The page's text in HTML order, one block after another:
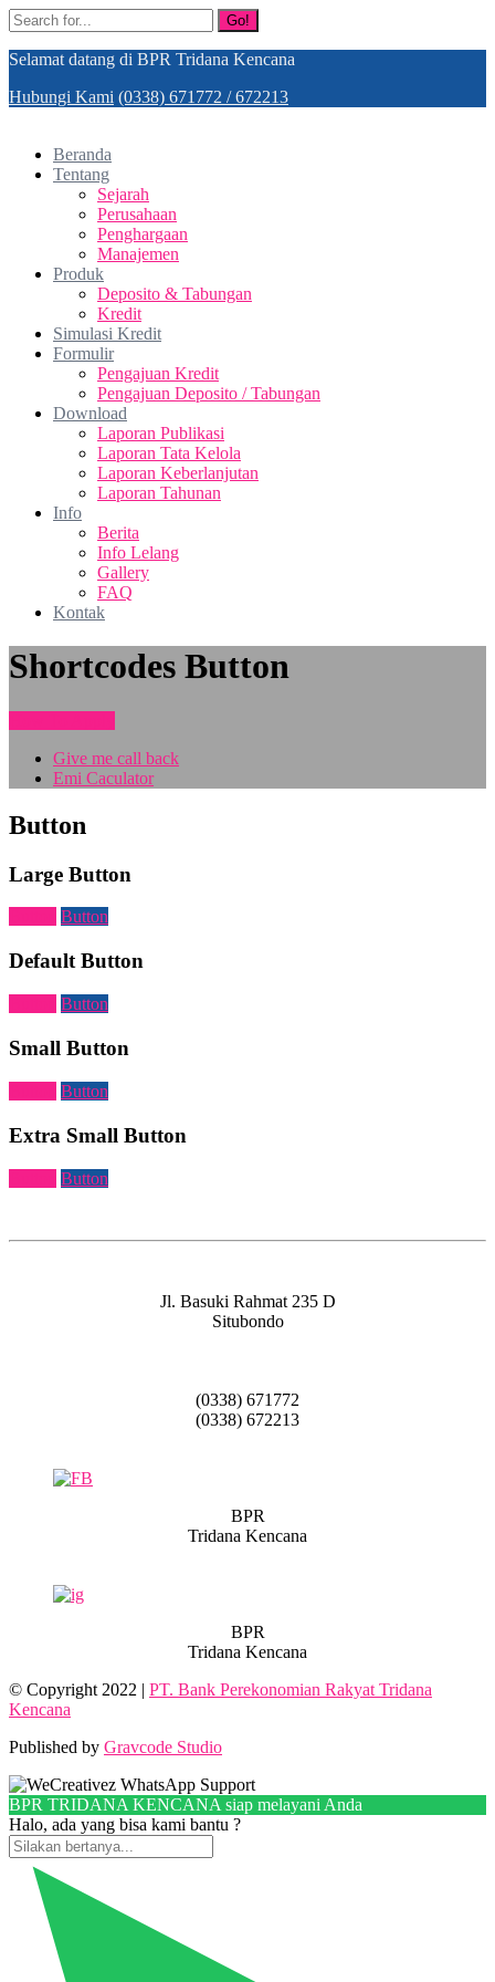
Go!
Selamat datang di BPR Tridana Kencana
Hubungi Kami (0338) 671772 / 672213
Beranda
Tentang
Sejarah
Perusahaan
Penghargaan
Manajemen
Produk
Deposito & Tabungan
Kredit
Simulasi Kredit
Formulir
Pengajuan Kredit
Pengajuan Deposito / Tabungan
Download
Laporan Publikasi
Laporan Tata Kelola
Laporan Keberlanjutan
Laporan Tahunan
Info
Berita
Info Lelang
Gallery
FAQ
Kontak
Shortcodes Button
Give me call back
Emi Caculator
Button
Large Button
Button
Default Button
Button
Small Button
Button
Extra Small Button
Button
Jl. Basuki Rahmat 235 D
Situbondo
(0338) 671772
(0338) 672213
BPR
Tridana Kencana
BPR
Tridana Kencana
© Copyright 2022 | PT. Bank Perekonomian Rakyat Tridana
Kencana
Published by Gravcode Studio
BPR TRIDANA KENCANA siap melayani Anda
Halo, ada yang bisa kami bantu ?